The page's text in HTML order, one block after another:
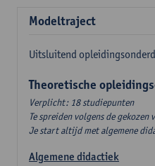
Modeltraject
Uitsluitend
Theoretische
Verplicht: 18 studiepunten
Te spreiden volgens de
Je start altijd met algemene
Algemene didactiek